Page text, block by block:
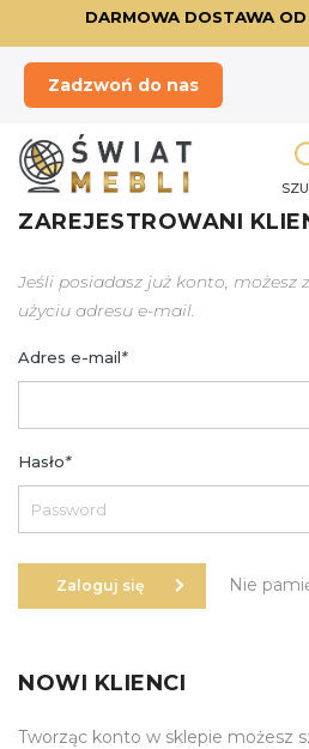
DARMOWA DOSTAWA
Zadzwoń do nas
ZAREJESTROWANI
Jeśli posiadasz już konto, możesz
użyciu adresu e-mail.
Adres e-mail*
Hasło*
Zaloguj się Nie
NOWI KLIENCI
Tworząc konto w sklepie możesz